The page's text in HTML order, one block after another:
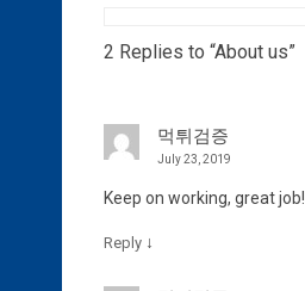
2 Replies to “About us”
먹튀검증
July 23, 2019
Keep on working, great job!
Reply ↓